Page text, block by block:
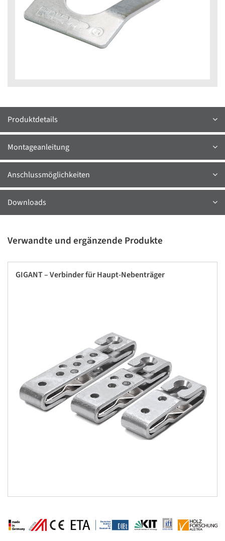
Produktdetails
Montageanleitung
Anschlussmöglichkeiten
Downloads
Verwandte und ergänzende Produkte
GIGANT – Verbinder für Haupt-Nebenträger